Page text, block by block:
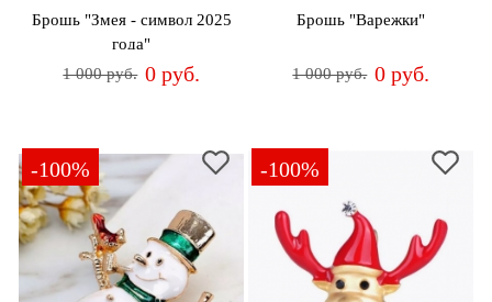
дляБрошь "Змея - символ 2025
года"
1 000 руб. 0 руб.
Брошь "Варежки"
1 000 руб. 0 руб.
-100% -100%